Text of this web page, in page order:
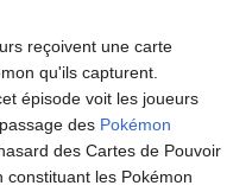
reçoivent une carte
qu'ils capturent.
cet épisode voit les joueurs
des Pokémon
des Cartes de Pouvoir
constituant les Pokémon